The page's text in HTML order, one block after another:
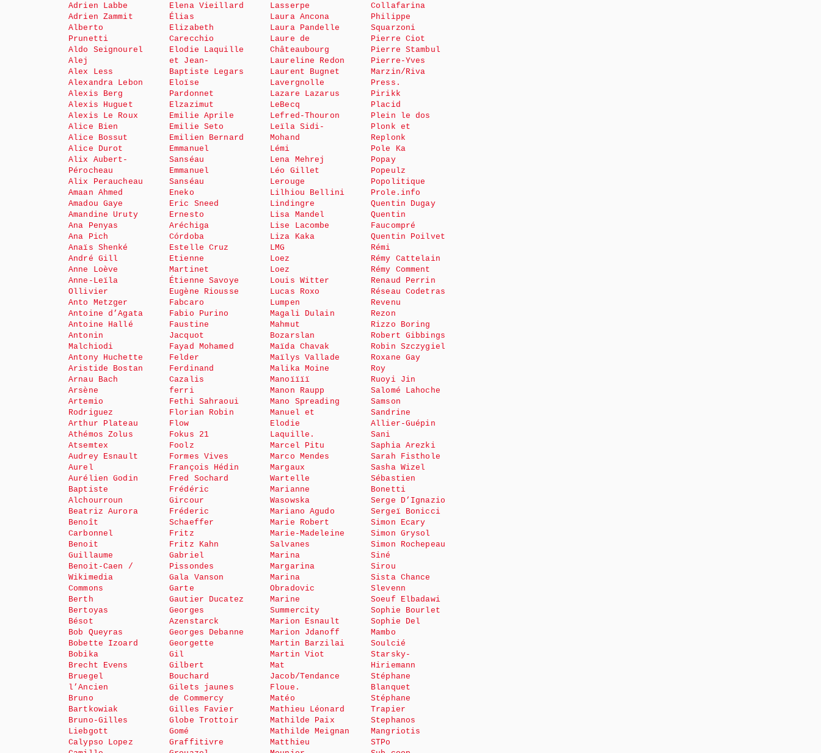
Adrien Labbe
Adrien Zammit
Alberto
Prunetti
Aldo Seignourel
Alej
Alex Less
Alexandra Lebon
Alexis Berg
Alexis Huguet
Alexis Le Roux
Alice Bien
Alice Bossut
Alice Durot
Alix Aubert-
Pérocheau
Alix Peraucheau
Amaan Ahmed
Amadou Gaye
Amandine Uruty
Ana Penyas
Ana Pich
Anaïs Shenké
André Gill
Anne Loève
Anne-Leïla
Ollivier
Anto Metzger
Antoine d’Agata
Antoine Hallé
Antonin
Malchiodi
Antony Huchette
Aristide Bostan
Arnau Bach
Arsène
Artemio
Rodriguez
Arthur Plateau
Athémos Zolus
Atsemtex
Audrey Esnault
Aurel
Aurélien Godin
Baptiste
Alchourroun
Beatriz Aurora
Benoît
Carbonnel
Benoit
Guillaume
Benoit-Caen /
Wikimedia
Commons
Berth
Bertoyas
Bésot
Bob Queyras
Bobette Izoard
Bobika
Brecht Evens
Bruegel
l’Ancien
Bruno
Bartkowiak
Bruno-Gilles
Liebgott
Calypso Lopez
Elena Vieillard
Élias
Elizabeth
Carecchio
Elodie Laquille
et Jean-
Baptiste Legars
Eloïse
Pardonnet
Elzazimut
Emilie Aprile
Emilie Seto
Emilien Bernard
Emmanuel
Sanséau
Emmanuel
Sanséau
Eneko
Eric Sneed
Ernesto
Aréchiga
Córdoba
Estelle Cruz
Etienne
Martinet
Étienne Savoye
Eugène Riousse
Fabcaro
Fabio Purino
Faustine
Jacquot
Fayad Mohamed
Felder
Ferdinand
Cazalis
ferri
Fethi Sahraoui
Florian Robin
Flow
Fokus 21
Foolz
Formes Vives
François Hédin
Fred Sochard
Frédéric
Gircour
Fréderic
Schaeffer
Fritz
Fritz Kahn
Gabriel
Pissondes
Gala Vanson
Garte
Gautier Ducatez
Georges
Azenstarck
Georges Debanne
Georgette
Gil
Gilbert
Bouchard
Gilets jaunes
de Commercy
Gilles Favier
Globe Trottoir
Gomé
Graffitivre
Lasserpe
Laura Ancona
Laura Pandelle
Laure de
Châteaubourg
Laureline Redon
Laurent Bugnet
Lavergnolle
Lazare Lazarus
LeBecq
Lefred-Thouron
Leïla Sidi-
Mohand
Lémi
Lena Mehrej
Léo Gillet
Lerouge
Lilhiou Bellini
Lindingre
Lisa Mandel
Lise Lacombe
Liza Kaka
LMG
Loez
Loez
Louis Witter
Lucas Roxo
Lumpen
Magali Dulain
Mahmut
Bozarslan
Maïda Chavak
Maïlys Vallade
Malika Moine
Manoïïïï
Manon Raupp
Mano Spreading
Manuel et
Elodie
Laquille.
Marcel Pitu
Marco Mendes
Margaux
Wartelle
Marianne
Wasowska
Mariano Agudo
Marie Robert
Marie-Madeleine
Salvanes
Marina
Margarina
Marina
Obradovic
Marine
Summercity
Marion Esnault
Marion Jdanoff
Martin Barzilai
Martin Viot
Mat
Jacob/Tendance
Floue.
Matéo
Mathieu Léonard
Mathilde Paix
Mathilde Meignan
Matthieu
Collafarina
Philippe
Squarzoni
Pierre Ciot
Pierre Stambul
Pierre-Yves
Marzin/Riva
Press.
Pirikk
Placid
Plein le dos
Plonk et
Replonk
Pole Ka
Popay
Popeulz
Popolitique
Prole.info
Quentin Dugay
Quentin
Faucompré
Quentin Poilvet
Rémi
Rémy Cattelain
Rémy Comment
Renaud Perrin
Réseau Codetras
Revenu
Rezon
Rizzo Boring
Robert Gibbings
Robin Szczygiel
Roxane Gay
Roy
Ruoyi Jin
Salomé Lahoche
Samson
Sandrine
Allier-Guépin
Sani
Saphia Arezki
Sarah Fisthole
Sasha Wizel
Sébastien
Bonetti
Serge D’Ignazio
Sergeï Bonicci
Simon Ecary
Simon Grysol
Simon Rochepeau
Siné
Sirou
Sista Chance
Slevenn
Soeuf Elbadawi
Sophie Bourlet
Sophie Del
Mambo
Soulcié
Starsky-
Hiriemann
Stéphane
Blanquet
Stéphane
Trapier
Stephanos
Mangriotis
STPo